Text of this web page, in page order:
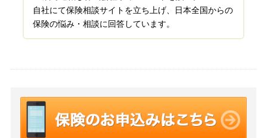
自社にて保険相談サイトを立ち上げ、日本全国からの
保険の悩み・相談に回答しています。